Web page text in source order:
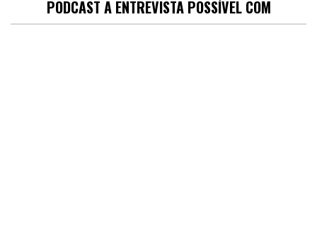
PODCAST A ENTREVISTA POSSÍVEL COM